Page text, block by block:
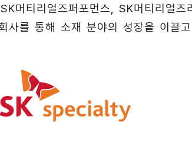
머티리얼즈퍼포먼스, SK머티리얼즈
를 통해 소재 분야의 성장을 이끌